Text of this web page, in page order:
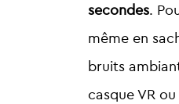
secondes.
même en
bruits
casque VR